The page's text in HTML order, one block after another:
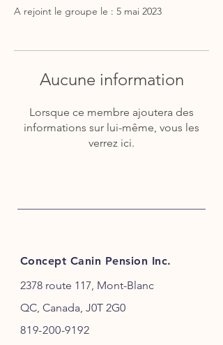
A rejoint le groupe le : 5 mai 2023
Aucune information
Lorsque ce membre ajoutera des
informations sur lui-même, vous les
verrez ici.
Concept Canin Pension Inc.
2378 route 117, Mont-Blanc
QC, Canada, J0T 2G0
819-200-9192